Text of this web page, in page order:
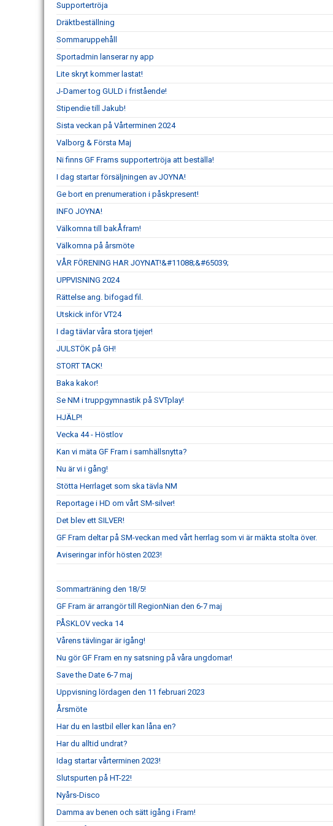
Supportertröja
Dräktbeställning
Sommaruppehåll
Sportadmin lanserar ny app
Lite skryt kommer lastat!
J-Damer tog GULD i fristående!
Stipendie till Jakub!
Sista veckan på Vårterminen 2024
Valborg & Första Maj
Ni finns GF Frams supportertröja att beställa!
I dag startar försäljningen av JOYNA!
Ge bort en prenumeration i påskpresent!
INFO JOYNA!
Välkomna till bakÅfram!
Välkomna på årsmöte
VÅR FÖRENING HAR JOYNAT!&#11088;&#65039;
UPPVISNING 2024
Rättelse ang. bifogad fil.
Utskick inför VT24
I dag tävlar våra stora tjejer!
JULSTÖK på GH!
STORT TACK!
Baka kakor!
Se NM i truppgymnastik på SVTplay!
HJÄLP!
Vecka 44 - Höstlov
Kan vi mäta GF Fram i samhällsnytta?
Nu är vi i gång!
Stötta Herrlaget som ska tävla NM
Reportage i HD om vårt SM-silver!
Det blev ett SILVER!
GF Fram deltar på SM-veckan med vårt herrlag som vi är mäkta stolta över.
Aviseringar inför hösten 2023!
Sommarträning den 18/5!
GF Fram är arrangör till RegionNian den 6-7 maj
PÅSKLOV vecka 14
Vårens tävlingar är igång!
Nu gör GF Fram en ny satsning på våra ungdomar!
Save the Date 6-7 maj
Uppvisning lördagen den 11 februari 2023
Årsmöte
Har du en lastbil eller kan låna en?
Har du alltid undrat?
Idag startar vårterminen 2023!
Slutspurten på HT-22!
Nyårs-Disco
Damma av benen och sätt igång i Fram!